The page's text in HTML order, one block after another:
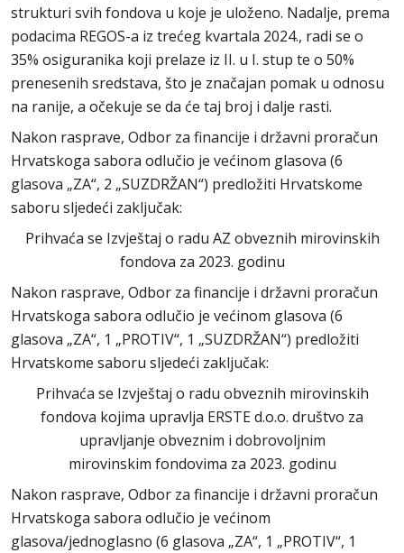
strukturi svih fondova u koje je uloženo. Nadalje, prema
podacima REGOS-a iz trećeg kvartala 2024., radi se o
35% osiguranika koji prelaze iz II. u I. stup te o 50%
prenesenih sredstava, što je značajan pomak u odnosu
na ranije, a očekuje se da će taj broj i dalje rasti.
Nakon rasprave, Odbor za financije i državni proračun
Hrvatskoga sabora odlučio je većinom glasova (6
glasova „ZA“, 2 „SUZDRŽAN“) predložiti Hrvatskome
saboru sljedeći zaključak:
Prihvaća se Izvještaj o radu AZ obveznih mirovinskih
fondova za 2023. godinu
Nakon rasprave, Odbor za financije i državni proračun
Hrvatskoga sabora odlučio je većinom glasova (6
glasova „ZA“, 1 „PROTIV“, 1 „SUZDRŽAN“) predložiti
Hrvatskome saboru sljedeći zaključak:
Prihvaća se Izvještaj o radu obveznih mirovinskih
fondova kojima upravlja ERSTE d.o.o. društvo za
upravljanje obveznim i dobrovoljnim
mirovinskim fondovima za 2023. godinu
Nakon rasprave, Odbor za financije i državni proračun
Hrvatskoga sabora odlučio je većinom
glasova/jednoglasno (6 glasova „ZA“, 1 „PROTIV“, 1